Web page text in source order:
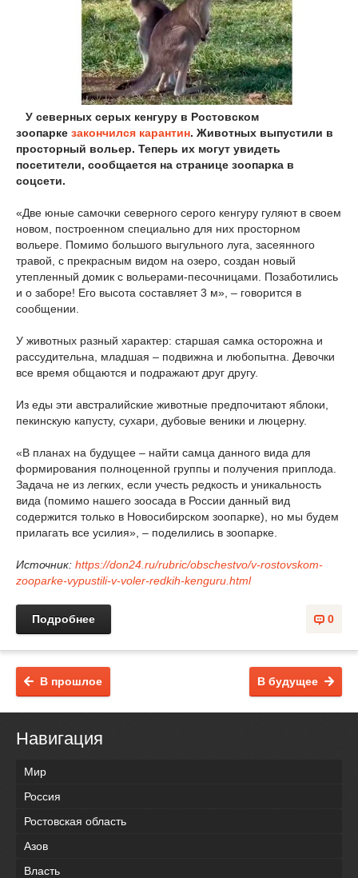
У северных серых кенгуру в Ростовском
зоопарке закончился карантин. Животных выпустили в
просторный вольер. Теперь их могут увидеть
посетители, сообщается на странице зоопарка в
соцсети.
«Две юные самочки северного серого кенгуру гуляют в своем
новом, построенном специально для них просторном
вольере. Помимо большого выгульного луга, засеянного
травой, с прекрасным видом на озеро, создан новый
утепленный домик с вольерами-песочницами. Позаботились
и о заборе! Его высота составляет 3 м», – говорится в
сообщении.
У животных разный характер: старшая самка осторожна и
рассудительна, младшая – подвижна и любопытна. Девочки
все время общаются и подражают друг другу.
Из еды эти австралийские животные предпочитают яблоки,
пекинскую капусту, сухари, дубовые веники и люцерну.
«В планах на будущее – найти самца данного вида для
формирования полноценной группы и получения приплода.
Задача не из легких, если учесть редкость и уникальность
вида (помимо нашего зоосада в России данный вид
содержится только в Новосибирском зоопарке), но мы будем
прилагать все усилия», – поделились в зоопарке.
Источник: https://don24.ru/rubric/obschestvo/v-rostovskom-
zooparke-vypustili-v-voler-redkih-kenguru.html
0
Подробнее
В будущее
В прошлое
Навигация
Мир
Россия
Ростовская область
Азов
Власть